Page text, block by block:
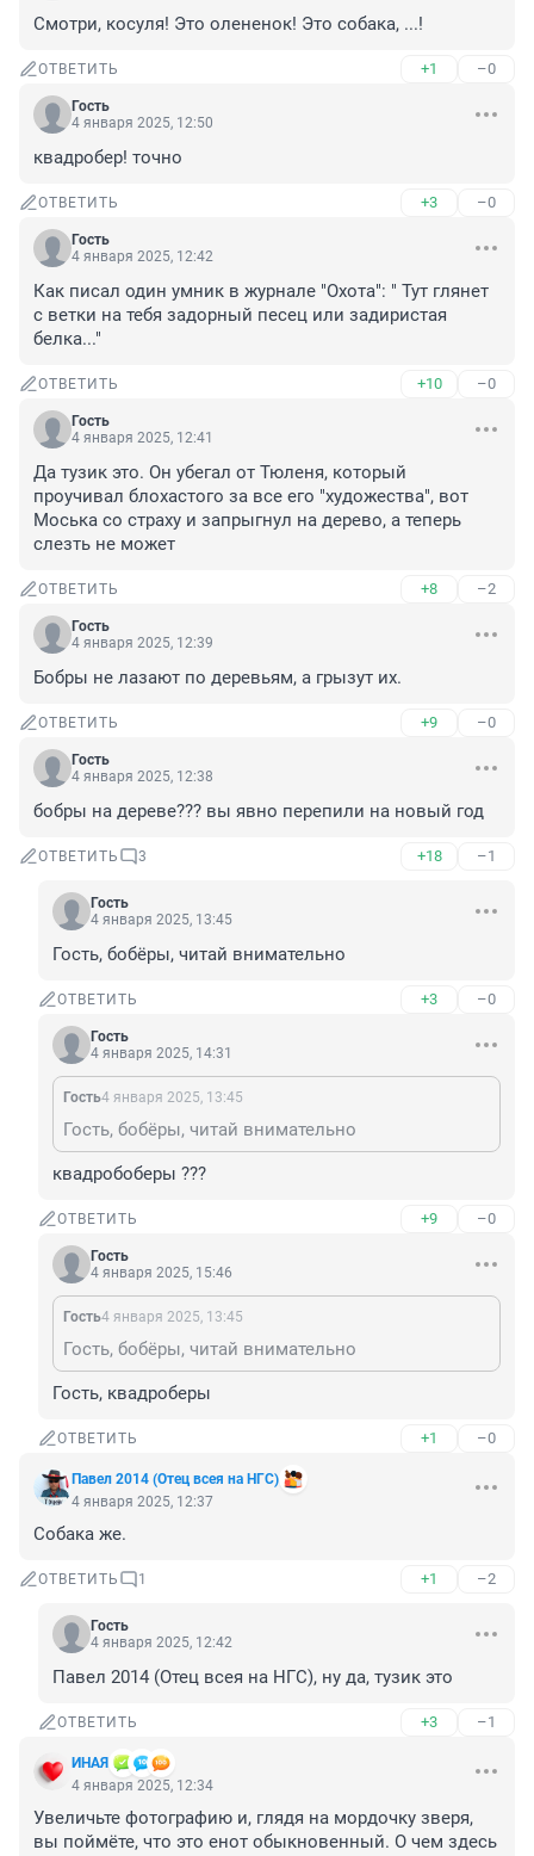
Смотри, косуля! Это олененок! Это собака, ...!
ОТВЕТИТЬ +1 –0
Гость
4 января 2025, 12:50
квадробер! точно
ОТВЕТИТЬ +3 –0
Гость
4 января 2025, 12:42
Как писал один умник в журнале "Охота": " Тут глянет
с ветки на тебя задорный песец или задиристая
белка..."
ОТВЕТИТЬ +10 –0
Гость
4 января 2025, 12:41
Да тузик это. Он убегал от Тюленя, который
проучивал блохастого за все его "художества", вот
Моська со страху и запрыгнул на дерево, а теперь
слезть не может
ОТВЕТИТЬ +8 –2
Гость
4 января 2025, 12:39
Бобры не лазают по деревьям, а грызут их.
ОТВЕТИТЬ +9 –0
Гость
4 января 2025, 12:38
бобры на дереве??? вы явно перепили на новый год
ОТВЕТИТЬ 3 +18 –1
Гость
4 января 2025, 13:45
Гость, бобёры, читай внимательно
ОТВЕТИТЬ +3 –0
Гость
4 января 2025, 14:31
Гость4 января 2025, 13:45
Гость, бобёры, читай внимательно
квадробоберы ???
ОТВЕТИТЬ +9 –0
Гость
4 января 2025, 15:46
Гость4 января 2025, 13:45
Гость, бобёры, читай внимательно
Гость, квадроберы
ОТВЕТИТЬ +1 –0
Павел 2014 (Отец всея на НГС)
4 января 2025, 12:37
Собака же.
ОТВЕТИТЬ 1 +1 –2
Гость
4 января 2025, 12:42
Павел 2014 (Отец всея на НГС), ну да, тузик это
ОТВЕТИТЬ +3 –1
ИHАЯ
4 января 2025, 12:34
Увеличьте фотографию и, глядя на мордочку зверя,
вы поймёте, что это енот обыкновенный. О чем здесь